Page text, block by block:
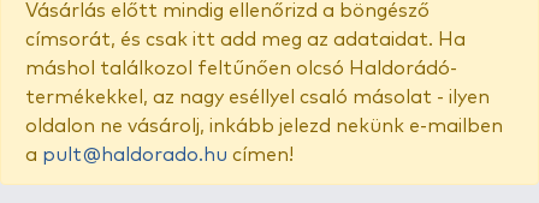
Vásárlás előtt mindig ellenőrizd a böngésző
címsorát, és csak itt add meg az adataidat. Ha
máshol találkozol feltűnően olcsó Haldorádó-
termékekkel, az nagy eséllyel csaló másolat - ilyen
oldalon ne vásárolj, inkább jelezd nekünk e-mailben
a pult@haldorado.hu címen!